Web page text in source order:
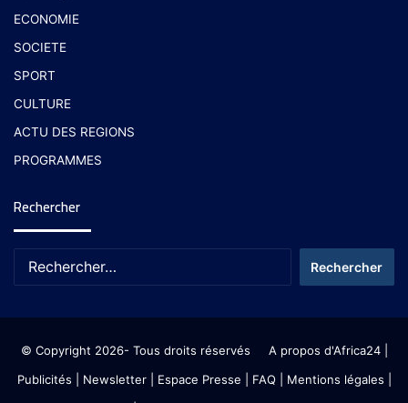
ECONOMIE
SOCIETE
SPORT
CULTURE
ACTU DES REGIONS
PROGRAMMES
Rechercher
© Copyright 2026- Tous droits réservés A propos d'Africa24|
Publicités
Newsletter| Espace Presse | FAQ | Mentions légales